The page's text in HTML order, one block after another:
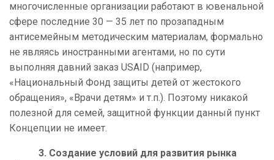
многочисленные организации работают в ювенальной
сфере последние 30 — 35 лет по прозападным
антисемейным методическим материалам, формально
не являясь иностранными агентами, но по сути
выполняя давний заказ USAID (например,
«Национальный Фонд защиты детей от жестокого
обращения», «Врачи детям» и т.п.). Поэтому никакой
полезной для семей, защитной функции данный пункт
Концепции не имеет.
3. Создание условий для развития рынка